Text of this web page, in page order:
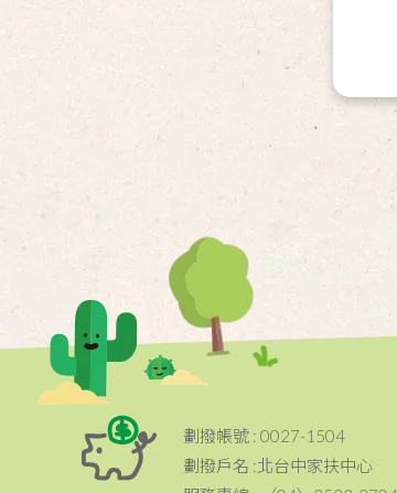
劃撥帳號 : 0027-1504
劃撥戶名 :北台中家扶中心